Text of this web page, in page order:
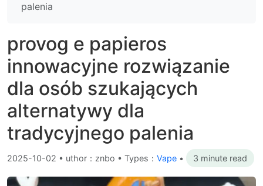
palenia
provog e papieros
innowacyjne rozwiązanie
dla osób szukających
alternatywy dla
tradycyjnego palenia
2025-10-02 • uthor：znbo • Types： Vape • 3 minute read